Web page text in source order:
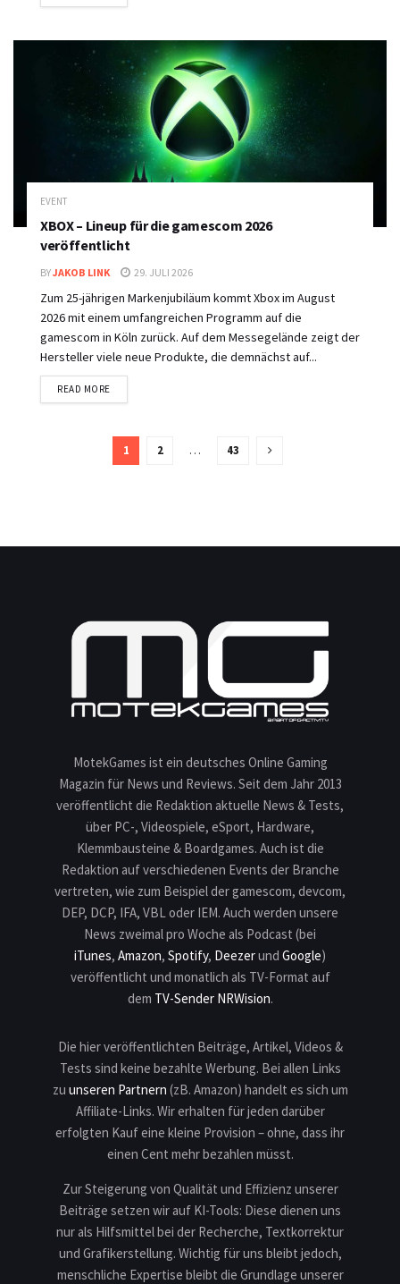
EVENT
XBOX – Lineup für die gamescom 2026
veröffentlicht
BYJAKOB LINK 29. JULI 2026
Zum 25-jährigen Markenjubiläum kommt Xbox im August
2026 mit einem umfangreichen Programm auf die
gamescom in Köln zurück. Auf dem Messegelände zeigt der
Hersteller viele neue Produkte, die demnächst auf...
READ MOREDETAILS
1 2 … 43
MotekGames ist ein deutsches Online Gaming
Magazin für News und Reviews. Seit dem Jahr 2013
veröffentlicht die Redaktion aktuelle News & Tests,
über PC-, Videospiele, eSport, Hardware,
Klemmbausteine & Boardgames. Auch ist die
Redaktion auf verschiedenen Events der Branche
vertreten, wie zum Beispiel der gamescom, devcom,
DEP, DCP, IFA, VBL oder IEM. Auch werden unsere
News zweimal pro Woche als Podcast (bei
iTunes, Amazon, Spotify, Deezerund Google)
veröffentlicht und monatlich als TV-Format auf
dem TV-Sender NRWision.
Die hier veröffentlichten Beiträge, Artikel, Videos &
Tests sind keine bezahlte Werbung. Bei allen Links
zu unseren Partnern (zB. Amazon) handelt es sich um
Affiliate-Links. Wir erhalten für jeden darüber
erfolgten Kauf eine kleine Provision – ohne, dass ihr
einen Cent mehr bezahlen müsst.
Zur Steigerung von Qualität und Effizienz unserer
Beiträge setzen wir auf KI-Tools: Diese dienen uns
nur als Hilfsmittel bei der Recherche, Textkorrektur
und Grafikerstellung. Wichtig für uns bleibt jedoch,
menschliche Expertise bleibt die Grundlage unserer